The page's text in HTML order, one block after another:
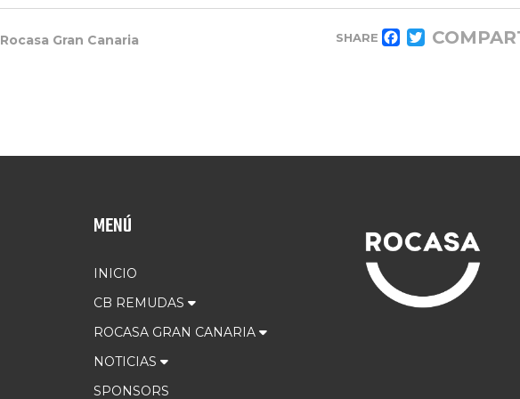
Rocasa Gran Canaria SHARE FACEBOOK
TWITTER
MENÚ
INICIO
CB REMUDAS
ROCASA GRAN CANARIA
NOTICIAS
SPONSORS